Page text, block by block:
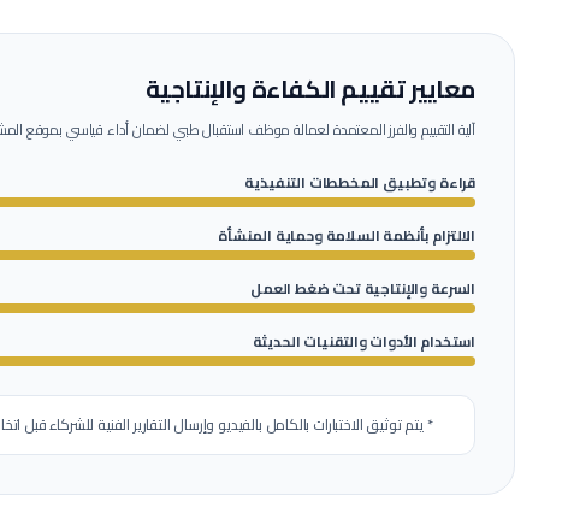
معايير تقييم الكفاءة والإنتاجية
آلية التقييم والفرز المعتمدة لعمالةموظف استقبال طبيلضمان أداء قياسي بموقع
قراءة وتطبيق المخططات التنفيذية
الالتزام بأنظمة السلامة وحماية المنشأة
السرعة والإنتاجية تحت ضغط العمل
استخدام الأدوات والتقنيات الحديثة
* يتم توثيق الاختبارات بالكامل بالفيديو وإرسال التقارير الفنية للشركاء قبل